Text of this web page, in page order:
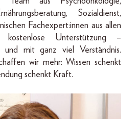
Sozialdienst,
Fachexpert:innen aus allen
kostenlose Unterstützung –
und mit ganz viel Verständnis.
wir mehr: Wissen schenkt
schenkt Kraft.